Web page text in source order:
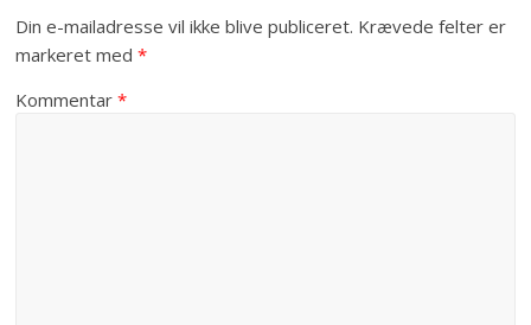
Din e-mailadresse vil ikke blive publiceret. Krævede felter er
markeret med*
Kommentar*